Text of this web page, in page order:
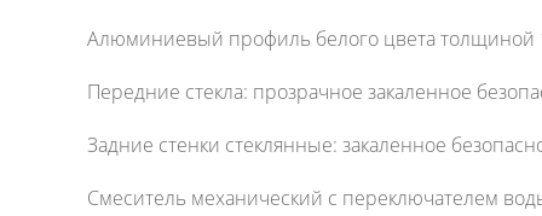
Алюминиевый профиль белого цвета толщиной
Передние стекла: прозрачное закаленное
Задние стенки стеклянные: закаленное
Смеситель механический с переключателем